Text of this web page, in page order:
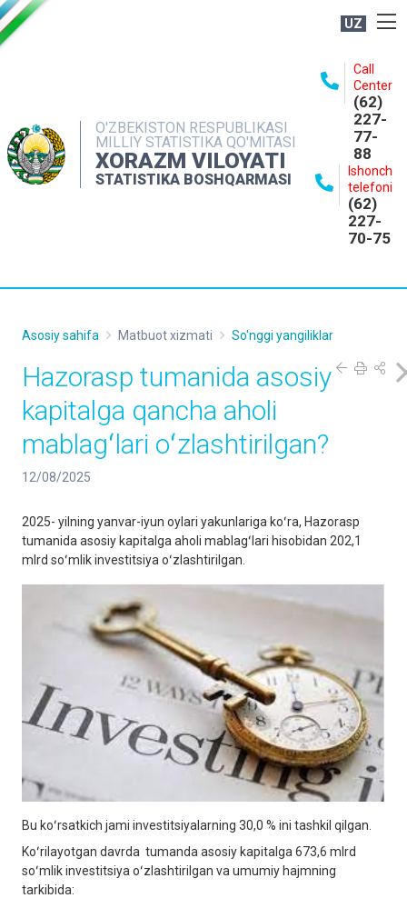
UZ
O'ZBEKISTON RESPUBLIKASI
MILLIY STATISTIKA QO'MITASI
XORAZM VILOYATI
STATISTIKA BOSHQARMASI
Call
Center
(62)
227-
77-
88
Ishonch
telefoni
(62)
227-
70-75
NASHRLAR
INTERAKTIV XIZMATLAR
MATBUOT XIZMATI
Asosiy sahifa Matbuot xizmati So'nggi yangiliklar
Hazorasp tumanida asosiy
kapitalga qancha aholi
mablagʻlari oʻzlashtirilgan?
12/08/2025
2025- yilning yanvar-iyun oylari yakunlariga koʻra, Hazorasp
tumanida asosiy kapitalga aholi mablagʻlari hisobidan 202,1
mlrd soʻmlik investitsiya oʻzlashtirilgan.
Bu koʻrsatkich jami investitsiyalarning 30,0 % ini tashkil qilgan.
Koʻrilayotgan davrda tumanda asosiy kapitalga 673,6 mlrd
soʻmlik investitsiya oʻzlashtirilgan va umumiy hajmning
tarkibida: